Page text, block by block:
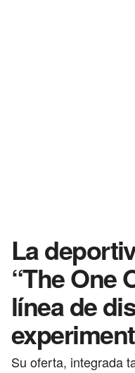
La
“The One
línea de
Su oferta, integrada